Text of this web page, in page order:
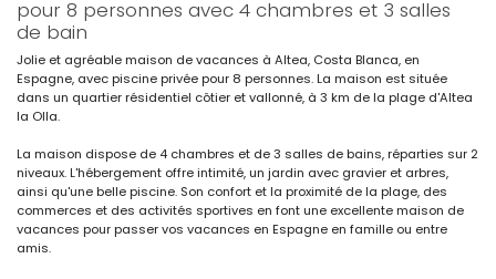
pour 8 personnes avec 4 chambres et 3 salles
de bain
Jolie et agréable maison de vacances à Altea, Costa Blanca, en
Espagne, avec piscine privée pour 8 personnes. La maison est située
dans un quartier résidentiel côtier et vallonné, à 3 km de la plage d'Altea
la Olla.
La maison dispose de 4 chambres et de 3 salles de bains, réparties sur 2
niveaux. L'hébergement offre intimité, un jardin avec gravier et arbres,
ainsi qu'une belle piscine. Son confort et la proximité de la plage, des
commerces et des activités sportives en font une excellente maison de
vacances pour passer vos vacances en Espagne en famille ou entre
amis.